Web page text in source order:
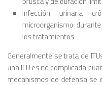
Infección urinaria
microorganismo
los tratamientos
Generalmente se trata de
una ITU es no complicada
mecanismos de defensa se